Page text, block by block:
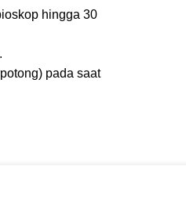
hingga 30
pada saat